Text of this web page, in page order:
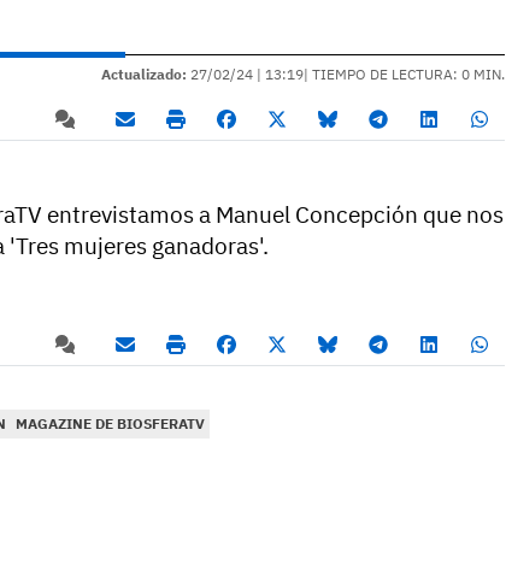
Actualizado: 27/02/24 | 13:19| TIEMPO DE LECTURA: 0 MIN.
entrevistamos a Manuel Concepción que nos
mujeres ganadoras'.
MAGAZINE DE BIOSFERATV